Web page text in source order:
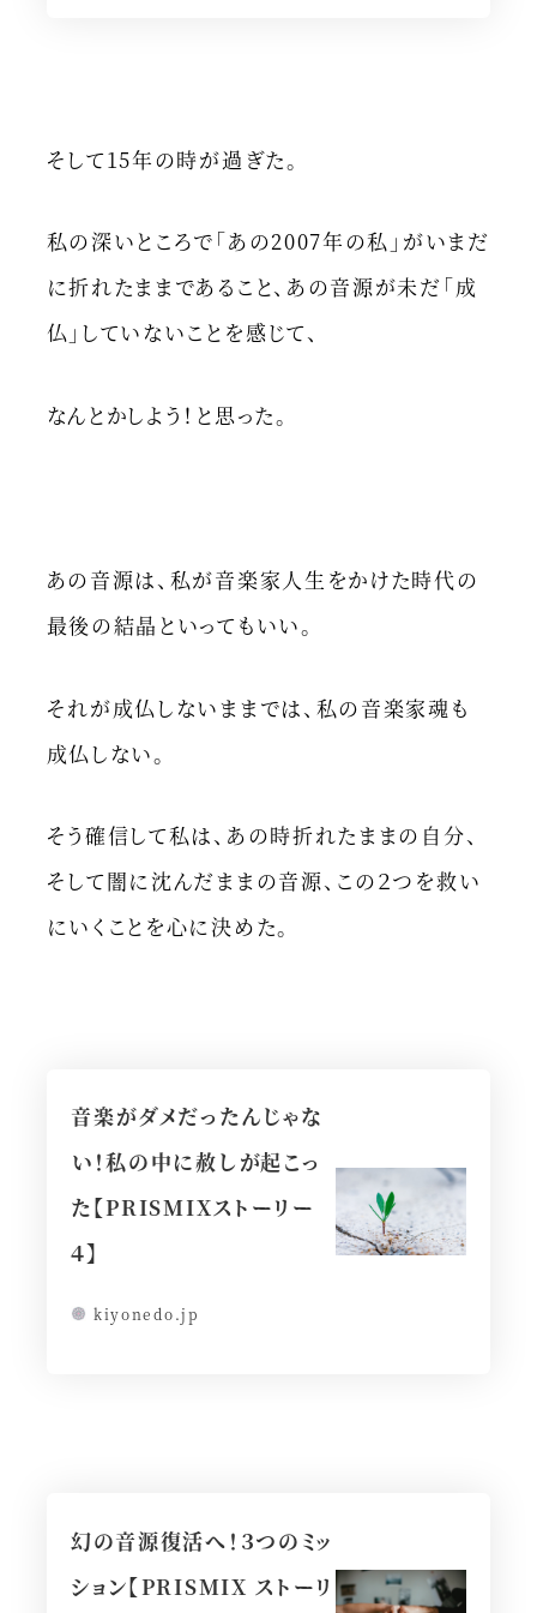
そして15年の時が過ぎた。
私の深いところで「あの2007年の私」がいまだ
に折れたままであること、あの音源が未だ「成
仏」していないことを感じて、
なんとかしよう！と思った。
あの音源は、私が音楽家人生をかけた時代の
最後の結晶といってもいい。
それが成仏しないままでは、私の音楽家魂も
成仏しない。
そう確信して私は、あの時折れたままの自分、
そして闇に沈んだままの音源、この２つを救い
にいくことを心に決めた。
音楽がダメだったんじゃな
い！私の中に赦しが起こっ
た【PRISMIXストーリー
４】
kiyonedo.jp
幻の音源復活へ！３つのミッ
ション【PRISMIX ストーリ